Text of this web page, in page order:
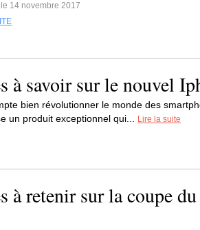
14 novembre 2017
à savoir sur le nouvel
bien révolutionner le monde des
un produit exceptionnel qui...
Lire la suite
à retenir sur la coupe